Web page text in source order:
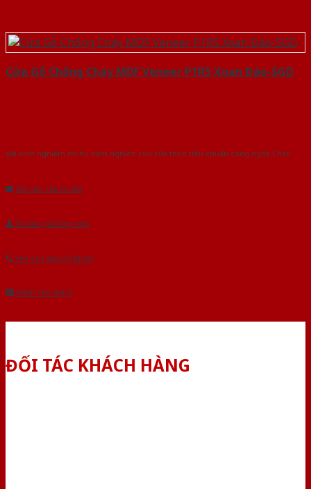
Cửa Gỗ Chống Cháy MDF Veneer P1R5 Xoan Đào-SGD
Với kinh nghiệm nhiêu năm nghiên cứu cửa theo tiêu chuẩn công nghệ Châu
Gửi yêu cầu tư vấn
Tải báo giá tổng hợp
Yêu cầu gọi lại (3 phút)
Dành cho đại lý
ĐỐI TÁC KHÁCH HÀNG